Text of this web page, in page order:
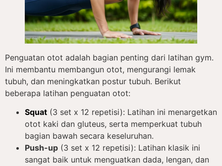
Penguatan otot adalah bagian penting dari latihan gym.
Ini membantu membangun otot, mengurangi lemak
tubuh, dan meningkatkan postur tubuh. Berikut
beberapa latihan penguatan otot:
Squat (3 set x 12 repetisi): Latihan ini menargetkan
otot kaki dan gluteus, serta memperkuat tubuh
bagian bawah secara keseluruhan.
Push-up (3 set x 12 repetisi): Latihan klasik ini
sangat baik untuk menguatkan dada, lengan, dan